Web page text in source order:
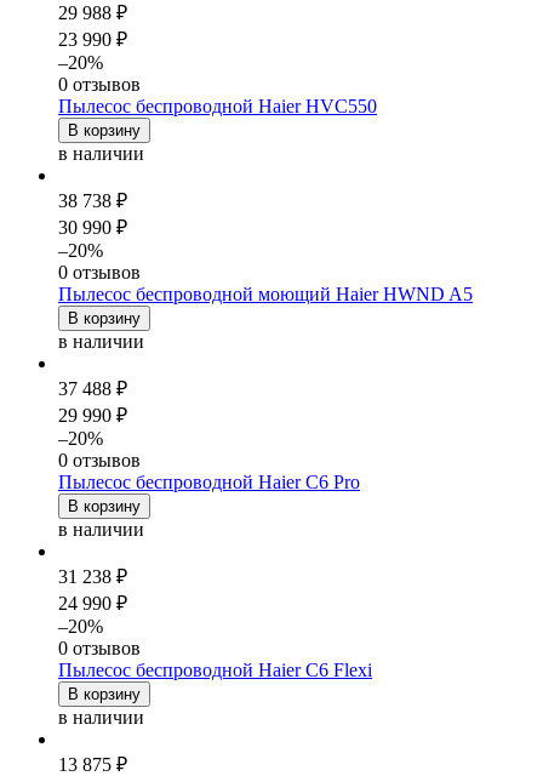
29 988 ₽
23 990 ₽
–20%
0 отзывов
Пылесос беспроводной Haier HVC550
В корзину
в наличии
38 738 ₽
30 990 ₽
–20%
0 отзывов
Пылесос беспроводной моющий Haier HWND A5
В корзину
в наличии
37 488 ₽
29 990 ₽
–20%
0 отзывов
Пылесос беспроводной Haier C6 Pro
В корзину
в наличии
31 238 ₽
24 990 ₽
–20%
0 отзывов
Пылесос беспроводной Haier C6 Flexi
В корзину
в наличии
13 875 ₽